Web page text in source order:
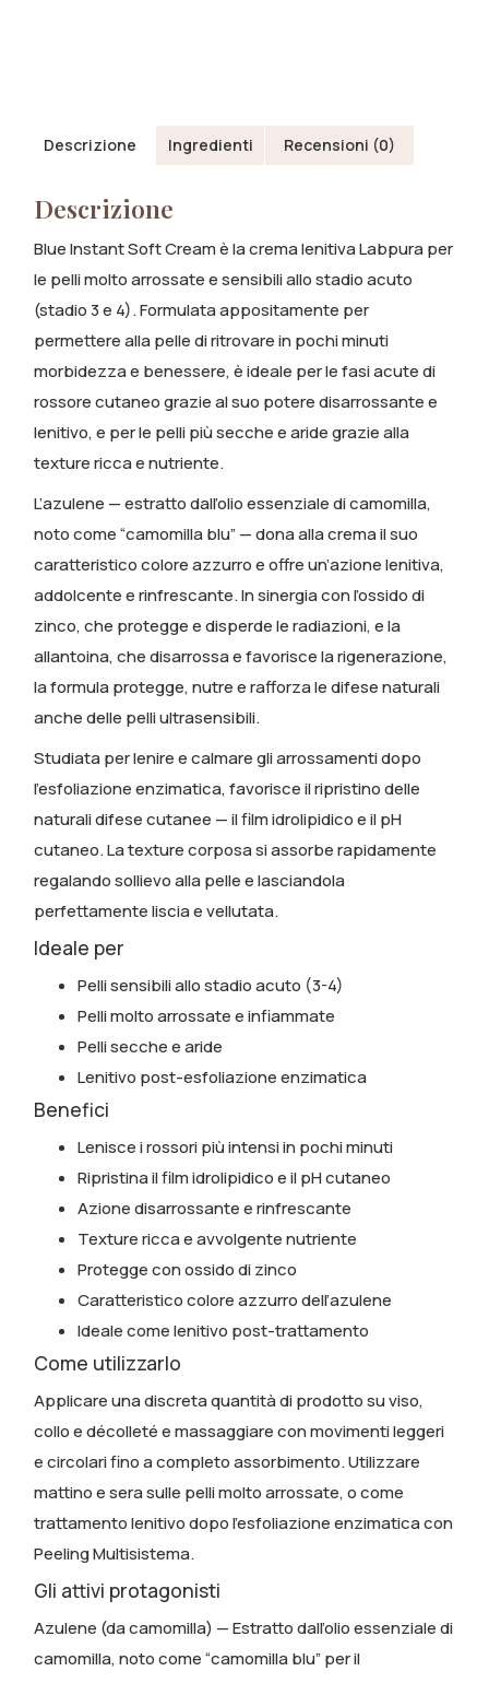
Descrizione Ingredienti Recensioni (0)
Descrizione
Blue Instant Soft Cream è la crema lenitiva Labpura per
le pelli molto arrossate e sensibili allo stadio acuto
(stadio 3 e 4). Formulata appositamente per
permettere alla pelle di ritrovare in pochi minuti
morbidezza e benessere, è ideale per le fasi acute di
rossore cutaneo grazie al suo potere disarrossante e
lenitivo, e per le pelli più secche e aride grazie alla
texture ricca e nutriente.
L’azulene — estratto dall’olio essenziale di camomilla,
noto come “camomilla blu” — dona alla crema il suo
caratteristico colore azzurro e offre un’azione lenitiva,
addolcente e rinfrescante. In sinergia con l’ossido di
zinco, che protegge e disperde le radiazioni, e la
allantoina, che disarrossa e favorisce la rigenerazione,
la formula protegge, nutre e rafforza le difese naturali
anche delle pelli ultrasensibili.
Studiata per lenire e calmare gli arrossamenti dopo
l’esfoliazione enzimatica, favorisce il ripristino delle
naturali difese cutanee — il film idrolipidico e il pH
cutaneo. La texture corposa si assorbe rapidamente
regalando sollievo alla pelle e lasciandola
perfettamente liscia e vellutata.
Ideale per
Pelli sensibili allo stadio acuto (3-4)
Pelli molto arrossate e infiammate
Pelli secche e aride
Lenitivo post-esfoliazione enzimatica
Benefici
Lenisce i rossori più intensi in pochi minuti
Ripristina il film idrolipidico e il pH cutaneo
Azione disarrossante e rinfrescante
Texture ricca e avvolgente nutriente
Protegge con ossido di zinco
Caratteristico colore azzurro dell’azulene
Ideale come lenitivo post-trattamento
Come utilizzarlo
Applicare una discreta quantità di prodotto su viso,
collo e décolleté e massaggiare con movimenti leggeri
e circolari fino a completo assorbimento. Utilizzare
mattino e sera sulle pelli molto arrossate, o come
trattamento lenitivo dopo l’esfoliazione enzimatica con
Peeling Multisistema.
Gli attivi protagonisti
Azulene (da camomilla) — Estratto dall’olio essenziale di
camomilla, noto come “camomilla blu” per il